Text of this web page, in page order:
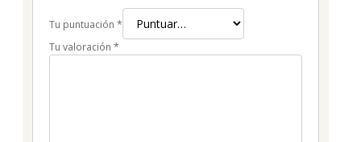
Tu puntuación *
Tu valoración *